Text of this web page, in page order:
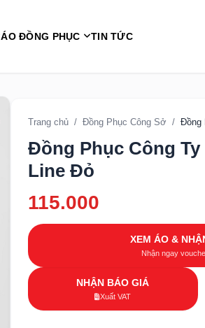
ÁO ĐỒNG PHỤC TIN TỨC
Trang chủ / Đồng Phục Công Sở / Đồng
Đồng Phục Công
Line Đỏ
115.000
XEM ÁO &
Nhận ngay
NHẬN BÁO GIÁ
Xuất VAT